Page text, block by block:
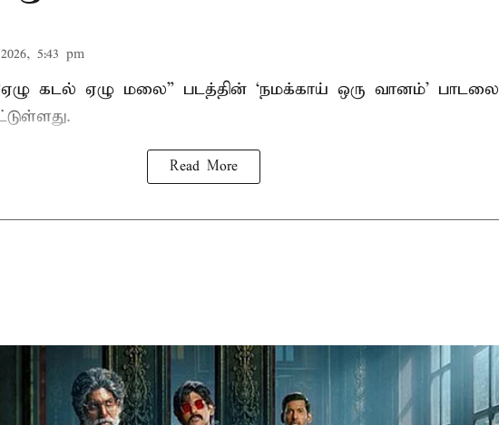
5:43 pm
“ஏழு கடல் ஏழு மலை” படத்தின் ‘நமக்காய் ஒரு வானம்’ பாடலை
Read More